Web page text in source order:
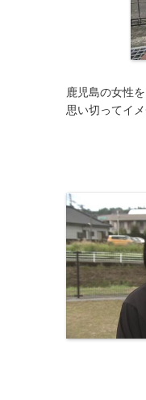
鹿児島の女性
思い切ってイ